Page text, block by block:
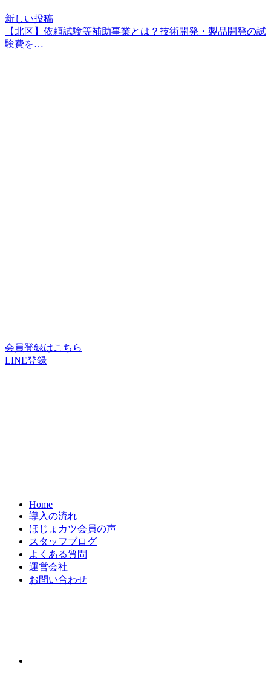
新しい投稿
【北区】依頼試験等補助事業とは？技術開発・製品開発の試
験費を…
会員登録はこちら
LINE登録
Home
導入の流れ
ほじょカツ会員の声
スタッフブログ
よくある質問
運営会社
お問い合わせ